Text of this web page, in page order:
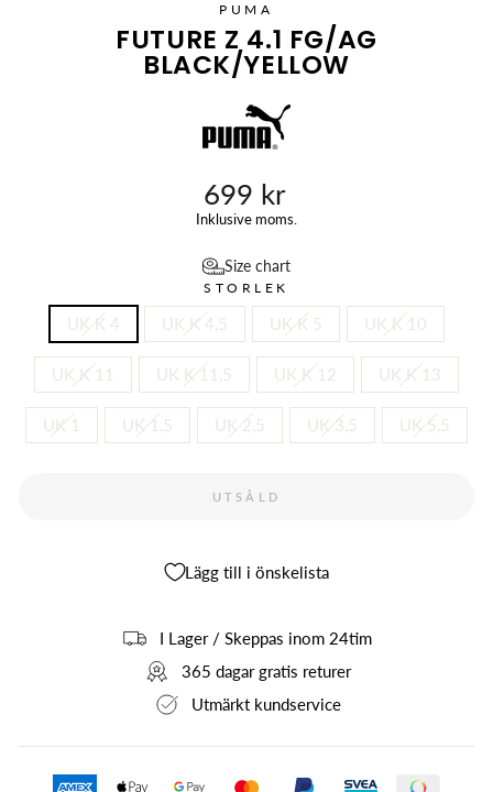
PUMA
FUTURE Z 4.1 FG/AG
BLACK/YELLOW
699 kr
Ursprungligt
Inklusive moms.
Size chart
STORLEK
UK K 4 UK K 4,5 UK K 5 UK K 10
UK K 11 UK K 11,5 UK K 12 UK K 13
UK 1 UK 1,5 UK 2,5 UK 3,5 UK 5,5
UTSÅLD
Lägg till i önskelista
I Lager / Skeppas inom 24tim
365 dagar gratis returer
Utmärkt kundservice